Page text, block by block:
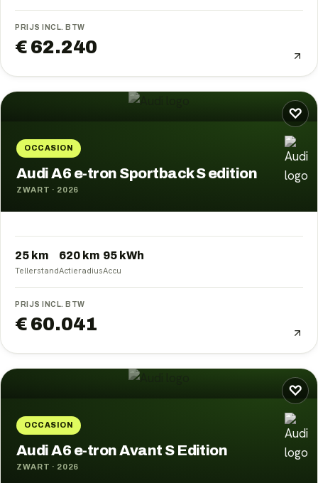
PRIJS INCL. BTW
€ 62.240
♡
OCCASION
Audi A6 e-tron Sportback S edition
ZWART · 2026
25 km
Tellerstand
620 km
Actieradius
95 kWh
Accu
PRIJS INCL. BTW
€ 60.041
♡
OCCASION
Audi A6 e-tron Avant S Edition
ZWART · 2026